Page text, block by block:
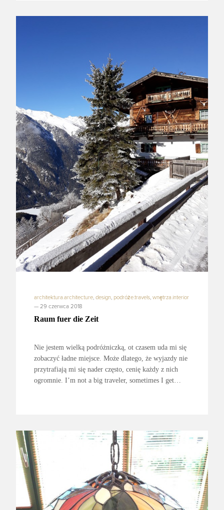
architektura.architecture, design, podróże.travels, wnętrza.interior
— 29 czerwca 2018
Raum fuer die Zeit
Nie jestem wielką podróżniczką, ot czasem uda mi się
zobaczyć ładne miejsce. Może dlatego, że wyjazdy nie
przytrafiają mi się nader często, cenię każdy z nich
ogromnie. I’m not a big traveler, sometimes I get…